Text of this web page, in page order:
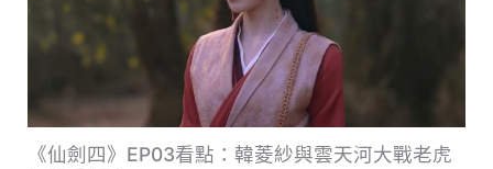
《仙劍四》EP03看點：韓菱紗與雲天河大戰老虎